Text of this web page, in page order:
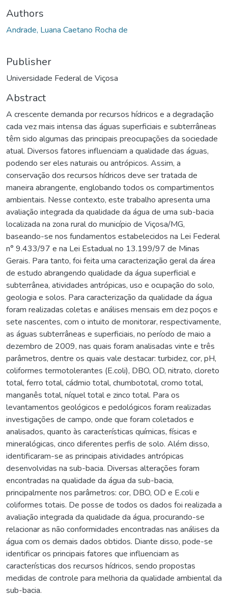
Authors
Andrade, Luana Caetano Rocha de
Publisher
Universidade Federal de Viçosa
Abstract
A crescente demanda por recursos hídricos e a degradação
cada vez mais intensa das águas superficiais e subterrâneas
têm sido algumas das principais preocupações da sociedade
atual. Diversos fatores influenciam a qualidade das águas,
podendo ser eles naturais ou antrópicos. Assim, a
conservação dos recursos hídricos deve ser tratada de
maneira abrangente, englobando todos os compartimentos
ambientais. Nesse contexto, este trabalho apresenta uma
avaliação integrada da qualidade da água de uma sub-bacia
localizada na zona rural do município de Viçosa/MG,
baseando-se nos fundamentos estabelecidos na Lei Federal
n° 9.433/97 e na Lei Estadual no 13.199/97 de Minas
Gerais. Para tanto, foi feita uma caracterização geral da área
de estudo abrangendo qualidade da água superficial e
subterrânea, atividades antrópicas, uso e ocupação do solo,
geologia e solos. Para caracterização da qualidade da água
foram realizadas coletas e análises mensais em dez poços e
sete nascentes, com o intuito de monitorar, respectivamente,
as águas subterrâneas e superficiais, no período de maio a
dezembro de 2009, nas quais foram analisadas vinte e três
parâmetros, dentre os quais vale destacar: turbidez, cor, pH,
coliformes termotolerantes (E.coli), DBO, OD, nitrato, cloreto
total, ferro total, cádmio total, chumbototal, cromo total,
manganês total, níquel total e zinco total. Para os
levantamentos geológicos e pedológicos foram realizadas
investigações de campo, onde que foram coletados e
analisados, quanto às características químicas, físicas e
mineralógicas, cinco diferentes perfis de solo. Além disso,
identificaram-se as principais atividades antrópicas
desenvolvidas na sub-bacia. Diversas alterações foram
encontradas na qualidade da água da sub-bacia,
principalmente nos parâmetros: cor, DBO, OD e E.coli e
coliformes totais. De posse de todos os dados foi realizada a
avaliação integrada da qualidade da água, procurando-se
relacionar as não conformidades encontradas nas análises da
água com os demais dados obtidos. Diante disso, pode-se
identificar os principais fatores que influenciam as
características dos recursos hídricos, sendo propostas
medidas de controle para melhoria da qualidade ambiental da
sub-bacia.